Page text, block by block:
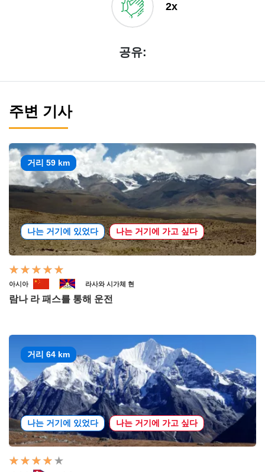
2x
공유:
주변 기사
거리 59 km
나는 거기에 있었다 나는 거기에 가고 싶다
아시아 라사와 시가체 현
람나 라 패스를 통해 운전
거리 64 km
나는 거기에 있었다 나는 거기에 가고 싶다